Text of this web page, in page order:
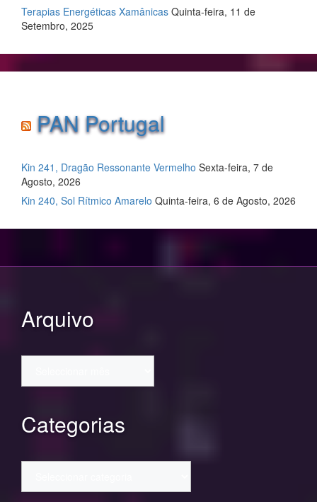
Terapias Energéticas Xamânicas Quinta-feira, 11 de
Setembro, 2025
PAN Portugal
Kin 241, Dragão Ressonante Vermelho Sexta-feira, 7 de
Agosto, 2026
Kin 240, Sol Rítmico Amarelo Quinta-feira, 6 de Agosto, 2026
Arquivo
Categorias